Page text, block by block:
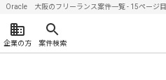
Oracle 大阪のフリーランス案件一覧 - 15ページ目
企業の方 案件検索